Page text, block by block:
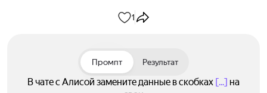
1
Промпт Результат
В чате с Алисой замените данные в скобках [...] на